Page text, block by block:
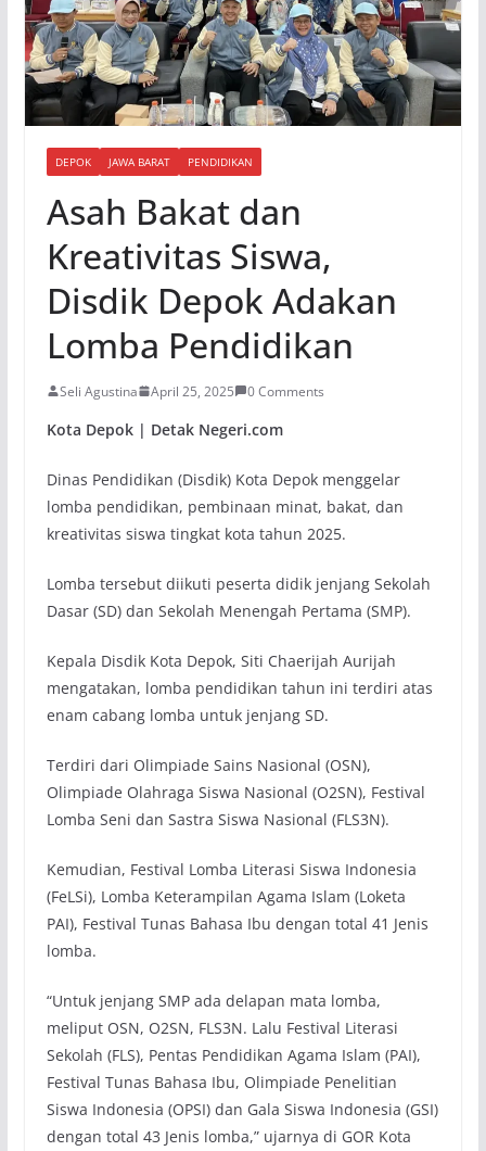
DEPOK JAWA BARAT PENDIDIKAN
Asah Bakat dan
Kreativitas Siswa,
Disdik Depok Adakan
Lomba Pendidikan
Seli Agustina April 25, 2025 0 Comments
Kota Depok | Detak Negeri.com
Dinas Pendidikan (Disdik) Kota Depok menggelar
lomba pendidikan, pembinaan minat, bakat, dan
kreativitas siswa tingkat kota tahun 2025.
Lomba tersebut diikuti peserta didik jenjang Sekolah
Dasar (SD) dan Sekolah Menengah Pertama (SMP).
Kepala Disdik Kota Depok, Siti Chaerijah Aurijah
mengatakan, lomba pendidikan tahun ini terdiri atas
enam cabang lomba untuk jenjang SD.
Terdiri dari Olimpiade Sains Nasional (OSN),
Olimpiade Olahraga Siswa Nasional (O2SN), Festival
Lomba Seni dan Sastra Siswa Nasional (FLS3N).
Kemudian, Festival Lomba Literasi Siswa Indonesia
(FeLSi), Lomba Keterampilan Agama Islam (Loketa
PAI), Festival Tunas Bahasa Ibu dengan total 41 Jenis
lomba.
“Untuk jenjang SMP ada delapan mata lomba,
meliput OSN, O2SN, FLS3N. Lalu Festival Literasi
Sekolah (FLS), Pentas Pendidikan Agama Islam (PAI),
Festival Tunas Bahasa Ibu, Olimpiade Penelitian
Siswa Indonesia (OPSI) dan Gala Siswa Indonesia (GSI)
dengan total 43 Jenis lomba,” ujarnya di GOR Kota